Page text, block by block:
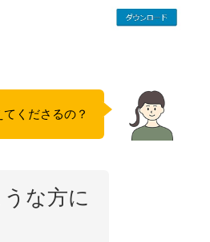
くださるの？
な方に